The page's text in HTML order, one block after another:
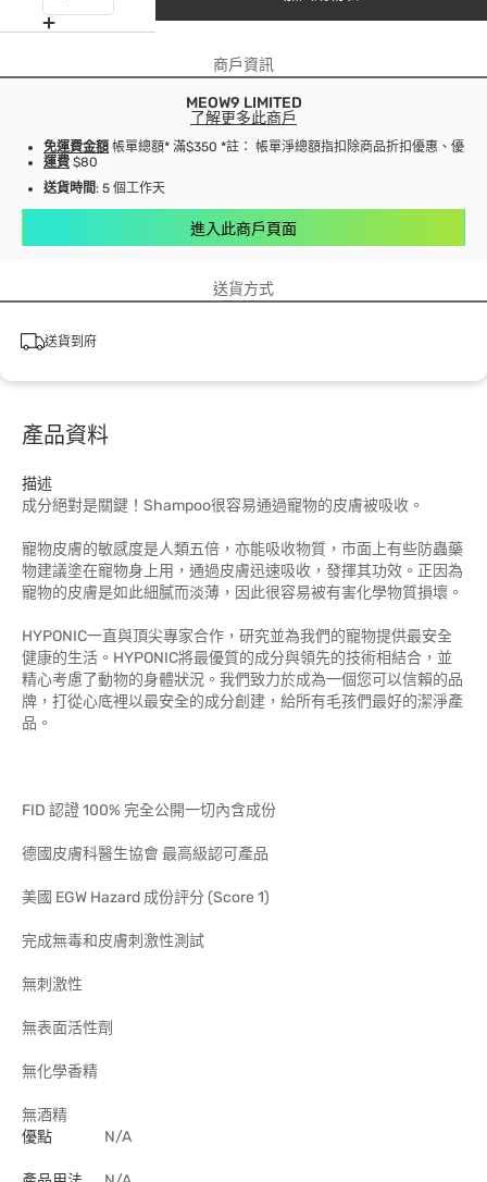
商戶資訊
MEOW9 LIMITED
了解更多此商戶
免運費金額 帳單總額* 滿$350 *註： 帳單淨總額指扣除商品折扣優惠、優惠
運費 $80
送貨時間: 5 個工作天
進入此商戶頁面
送貨方式
送貨到府
產品資料
描述
成分絕對是關鍵！Shampoo很容易通過寵物的皮膚被吸收。
寵物皮膚的敏感度是人類五倍，亦能吸收物質，市面上有些防蟲藥
物建議塗在寵物身上用，通過皮膚迅速吸收，發揮其功效。正因為
寵物的皮膚是如此細膩而淡薄，因此很容易被有害化學物質損壞。
HYPONIC一直與頂尖專家合作，研究並為我們的寵物提供最安全
健康的生活。HYPONIC將最優質的成分與領先的技術相結合，並
精心考慮了動物的身體狀況。我們致力於成為一個您可以信賴的品
牌，打從心底裡以最安全的成分創建，給所有毛孩們最好的潔淨產
品。
FID 認證 100% 完全公開一切內含成份
德國皮膚科醫生協會 最高級認可產品
美國 EGW Hazard 成份評分 (Score 1)
完成無毒和皮膚刺激性測試
無刺激性
無表面活性劑
無化學香精
無酒精
優點
N/A